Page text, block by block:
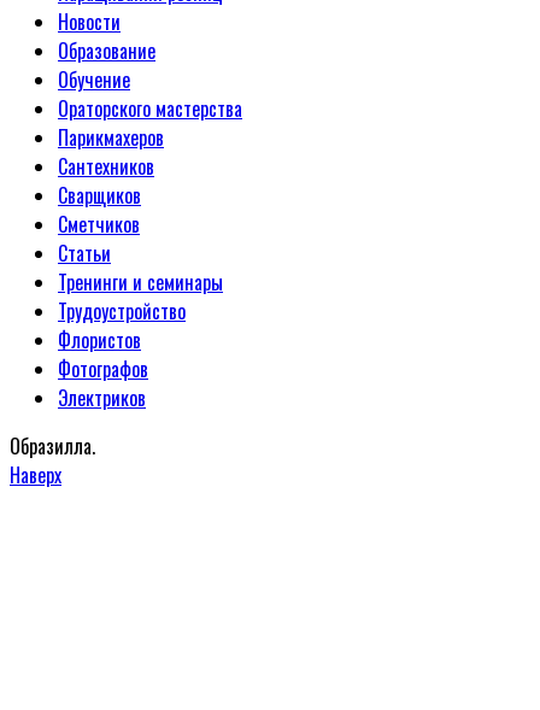
Новости
Образование
Обучение
Ораторского мастерства
Парикмахеров
Сантехников
Сварщиков
Сметчиков
Статьи
Тренинги и семинары
Трудоустройство
Флористов
Фотографов
Электриков
Образилла.
Наверх